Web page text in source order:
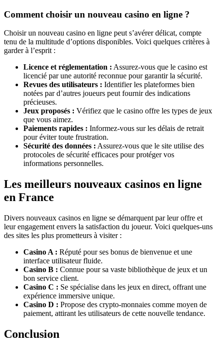
Comment choisir un nouveau casino en ligne ?
Choisir un nouveau casino en ligne peut s’avérer délicat, compte
tenu de la multitude d’options disponibles. Voici quelques critères à
garder à l’esprit :
Licence et réglementation : Assurez-vous que le casino est
licencié par une autorité reconnue pour garantir la sécurité.
Revues des utilisateurs : Identifier les plateformes bien
notées par d’autres joueurs peut fournir des indications
précieuses.
Jeux proposés : Vérifiez que le casino offre les types de jeux
que vous aimez.
Paiements rapides : Informez-vous sur les délais de retrait
pour éviter toute frustration.
Sécurité des données : Assurez-vous que le site utilise des
protocoles de sécurité efficaces pour protéger vos
informations personnelles.
Les meilleurs nouveaux casinos en ligne
en France
Divers nouveaux casinos en ligne se démarquent par leur offre et
leur engagement envers la satisfaction du joueur. Voici quelques-uns
des sites les plus prometteurs à visiter :
Casino A : Réputé pour ses bonus de bienvenue et une
interface utilisateur fluide.
Casino B : Connue pour sa vaste bibliothèque de jeux et un
bon service client.
Casino C : Se spécialise dans les jeux en direct, offrant une
expérience immersive unique.
Casino D : Propose des crypto-monnaies comme moyen de
paiement, attirant les utilisateurs de cette nouvelle tendance.
Conclusion